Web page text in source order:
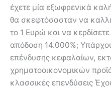
έχετε μία εξωφρενικά
θα σκεφτόσασταν να
το 1 Ευρώ και να
απόδοση 14.000%;
επένδυσης κεφαλαίων,
χρηματοοικονομικών
κλασσικές επενδύσεις